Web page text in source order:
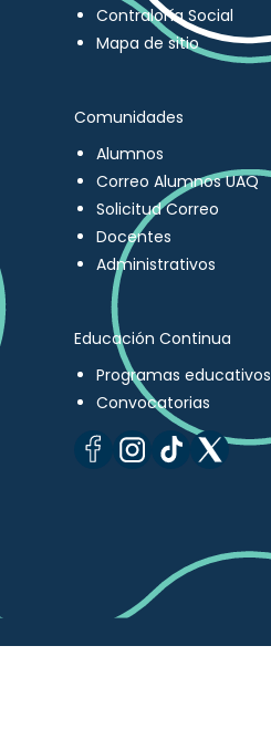
Contraloría Social
Mapa de sitio
Comunidades
Alumnos
Correo Alumnos UAQ
Solicitud Correo
Docentes
Administrativos
Educación Continua
Programas educativos
Convocatorias